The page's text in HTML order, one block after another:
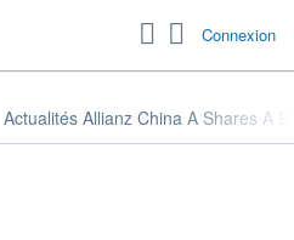
Connexion
Actualités Allianz China A Shares A